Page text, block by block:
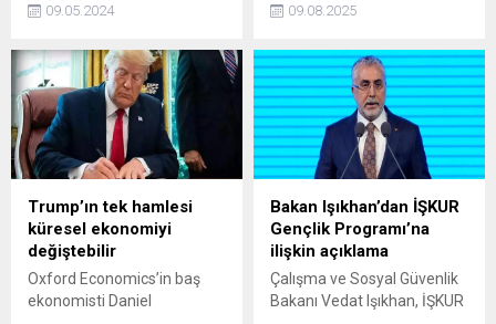
1,5 ve 9. sınıflarda geçerli
velileri endişelendirecek bir
durum olmadığı, müfredata
ideolojik ekleme yapılmadığı
belirtildi.
09.05.2024
Başvurular 12 Ağustos’a
Ağustos’ta ilan edilecek.
09.08.2025
Trump’ın tek hamlesi
küresel ekonomiyi
değiştebilir
Oxford Economics’in baş
ekonomisti Daniel
Bakan Işıkhan’dan İŞKUR
Gençlik Programı’na
ilişkin açıklama
Çalışma ve Sosyal Güvenlik
Bakanı Vedat Işıkhan, İŞKUR